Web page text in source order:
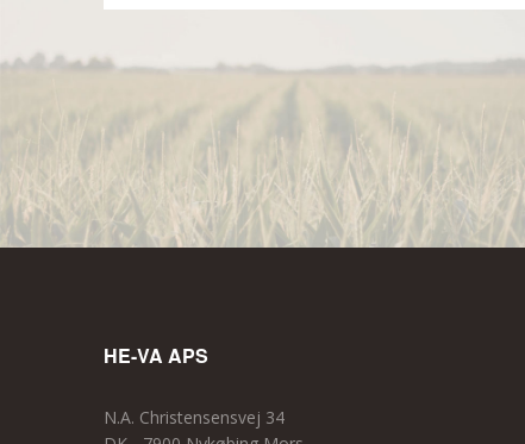
HE-VA APS
N.A. Christensensvej 34